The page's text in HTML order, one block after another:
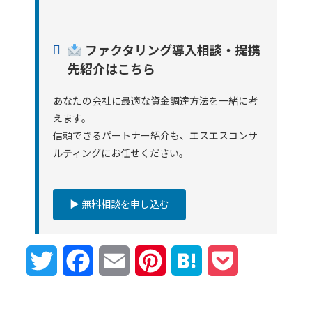
ファクタリング導入相談・提携
先紹介はこちら
あなたの会社に最適な資金調達方法を一緒に考
えます。
信頼できるパートナー紹介も、エスエスコンサ
ルティングにお任せください。
▶ 無料相談を申し込む
Twitter FacebookEmail Pinterest Hatena